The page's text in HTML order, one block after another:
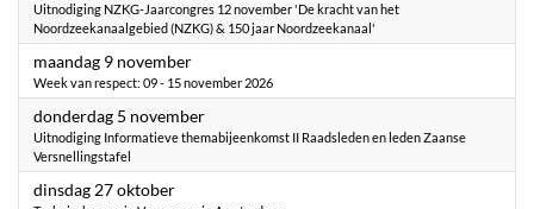
Uitnodiging NZKG-Jaarcongres 12 november 'De kracht van het
Noordzeekanaalgebied (NZKG) & 150 jaar Noordzeekanaal'
maandag 9 november2026
Week van respect: 09 - 15 november 2026
donderdag 5 november2026
Uitnodiging Informatieve themabijeenkomst II Raadsleden en leden Zaanse
Versnellingstafel
dinsdag 27 oktober2026